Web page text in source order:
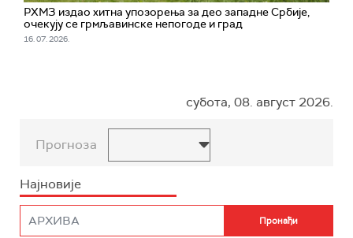
РХМЗ издао хитна упозорења за део западне Србије,
очекују се грмљавинске непогоде и град
16. 07. 2026.
субота, 08. август 2026.
Прогноза
Најновије